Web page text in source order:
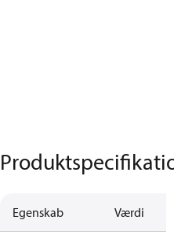
Egenskab Værdi